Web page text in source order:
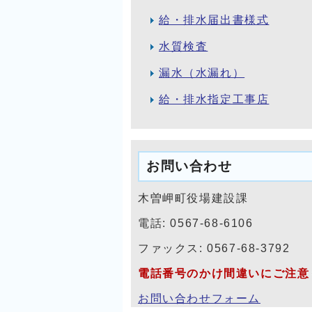
給・排水届出書様式
水質検査
漏水（水漏れ）
給・排水指定工事店
お問い合わせ
木曽岬町役場建設課
電話: 0567-68-6106
ファックス: 0567-68-3792
電話番号のかけ間違いにご注意
お問い合わせフォーム